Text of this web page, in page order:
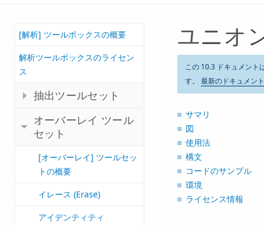
[解析] ツールボックスの概要
解析ツールボックスのライセン
ス
抽出ツールセット
オーバーレイ ツール
セット
[オーバーレイ] ツールセッ
トの概要
イレース (Erase)
アイデンティティ
ユニオ
この 10.3 ドキュメント
す。 最新のドキュメン
サマリ
図
使用法
構文
コードのサンプル
環境
ライセンス情報